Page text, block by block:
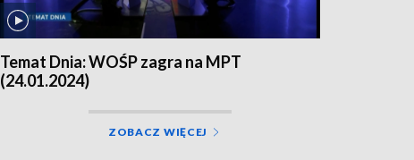
Temat Dnia: WOŚP zagra na MPT
(24.01.2024)
ZOBACZ WIĘCEJ